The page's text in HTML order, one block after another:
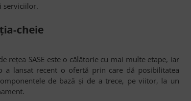
serviciilor.
cheie
rețea SASE este o călătorie cu mai multe etape, iar
a lansat recent o ofertă prin care dă posibilitatea
de bază și de a trece, pe viitor, la un